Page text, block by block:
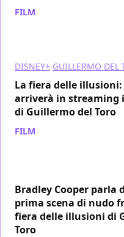
FILM
DISNEY+ GUILLERMO DEL
La fiera delle
arriverà in streaming
di Guillermo del Toro
FILM
Bradley Cooper parla
prima scena di nudo
fiera delle illusioni di
Toro